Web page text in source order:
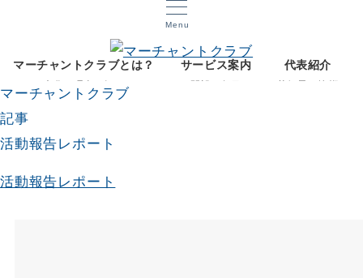
Menu
マーチャントクラブとは？
文化と理念を知る
サービス案内 代表紹介
マーチャントクラブ
記事
活動報告レポート
活動報告レポート